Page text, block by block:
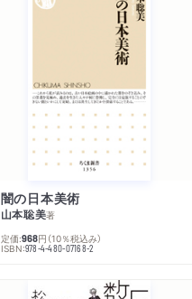
闇の日本美術
山本聡美著
定価:968円 （10％税込み）
ISBN:978-4-480-07168-2